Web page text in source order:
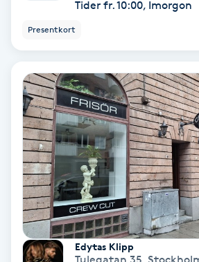
Radiofrekvens
Rakning
Reflexologi
Tider fr. 10:00, Imorgon
Presentkort
Edytas Klipp
Tulegatan 35